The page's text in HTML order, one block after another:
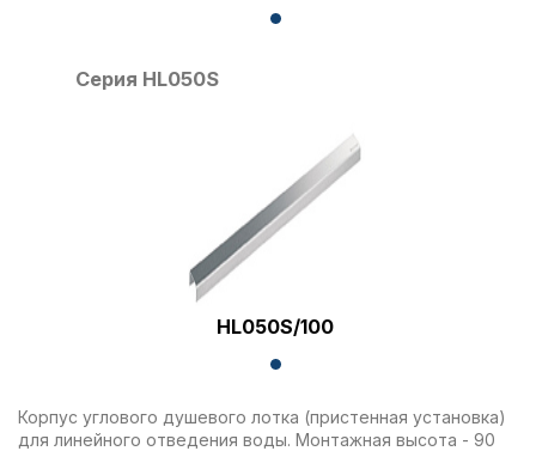
Серия HL050S
HL050S/100
Корпус углового душевого лотка (пристенная установка)
для линейного отведения воды. Монтажная высота - 90